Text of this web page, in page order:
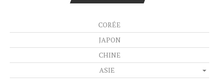
CORÉE
JAPON
CHINE
ASIE